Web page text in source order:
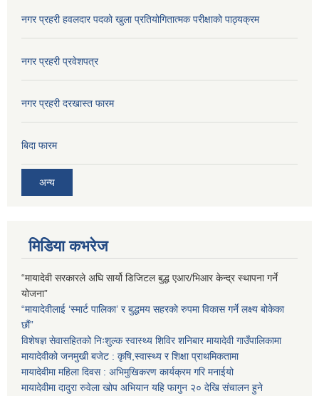
नगर प्रहरी हवलदार पदको खुला प्रतियोगितात्मक परीक्षाको पाठ्यक्रम
नगर प्रहरी प्रवेशपत्र
नगर प्रहरी दरखास्त फारम
बिदा फारम
अन्य
मिडिया कभरेज
“मायादेवी सरकारले अघि सार्यो डिजिटल बुद्ध एआर/भिआर केन्द्र स्थापना गर्ने
योजना”
“मायादेवीलाई ‘स्मार्ट पालिका’ र बुद्धमय सहरको रुपमा विकास गर्ने लक्ष्य बोकेका
छौं”
विशेषज्ञ सेवासहितको निःशुल्क स्वास्थ्य शिविर शनिबार मायादेवी गाउँपालिकामा
मायादेवीको जनमुखी बजेट : कृषि,स्वास्थ्य र शिक्षा प्राथमिकतामा
मायादेवीमा महिला दिवस : अभिमुखिकरण कार्यक्रम गरि मनाईयो
मायादेवीमा दादुरा रुवेला खोप अभियान यहि फागुन २० देखि संचालन हुने